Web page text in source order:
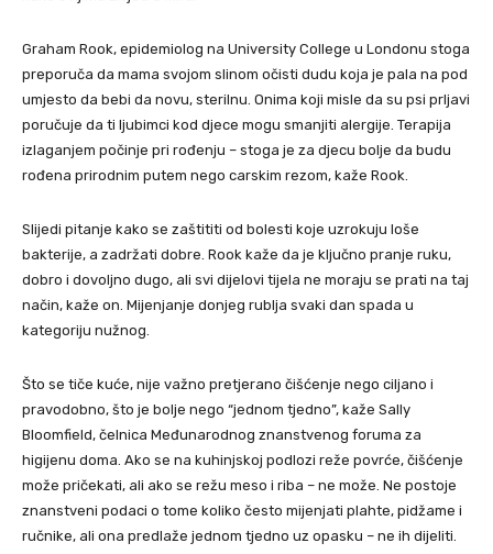
Graham Rook, epidemiolog na University College u Londonu stoga
preporuča da mama svojom slinom očisti dudu koja je pala na pod
umjesto da bebi da novu, sterilnu. Onima koji misle da su psi prljavi
poručuje da ti ljubimci kod djece mogu smanjiti alergije. Terapija
izlaganjem počinje pri rođenju – stoga je za djecu bolje da budu
rođena prirodnim putem nego carskim rezom, kaže Rook.
Slijedi pitanje kako se zaštititi od bolesti koje uzrokuju loše
bakterije, a zadržati dobre. Rook kaže da je ključno pranje ruku,
dobro i dovoljno dugo, ali svi dijelovi tijela ne moraju se prati na taj
način, kaže on. Mijenjanje donjeg rublja svaki dan spada u
kategoriju nužnog.
Što se tiče kuće, nije važno pretjerano čišćenje nego ciljano i
pravodobno, što je bolje nego “jednom tjedno”, kaže Sally
Bloomfield, čelnica Međunarodnog znanstvenog foruma za
higijenu doma. Ako se na kuhinjskoj podlozi reže povrće, čišćenje
može pričekati, ali ako se režu meso i riba – ne može. Ne postoje
znanstveni podaci o tome koliko često mijenjati plahte, pidžame i
ručnike, ali ona predlaže jednom tjedno uz opasku – ne ih dijeliti.